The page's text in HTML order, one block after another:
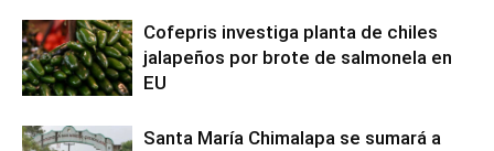
Cofepris investiga planta de chiles
jalapeños por brote de salmonela en
EU
Santa María Chimalapa se sumará a